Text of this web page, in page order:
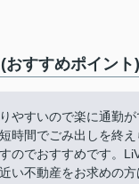
すすめポイント)
やすいので楽に通勤
時間でごみ出しを終
のでおすすめです。
い不動産をお求めの